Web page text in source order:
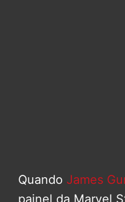
Quando James
painel da Marvel